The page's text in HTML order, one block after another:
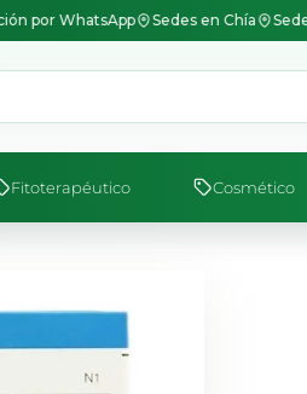
por WhatsApp Sedes en Chía
Fitoterapéutico Cosmético